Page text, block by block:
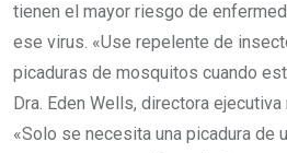
tienen el mayor riesgo de
ese virus. «Use repelente de
picaduras de mosquitos cuando
Dra. Eden Wells, directora
«Solo se necesita una picadura de